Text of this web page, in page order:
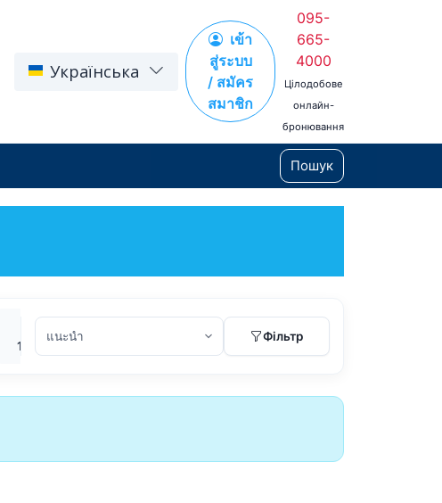
Українська
เข้า
สู่ระบบ
/ สมัคร
สมาชิก
095-
665-
4000
Цілодобове
онлайн-
бронювання
Пошук
15 Aug
Фільтр